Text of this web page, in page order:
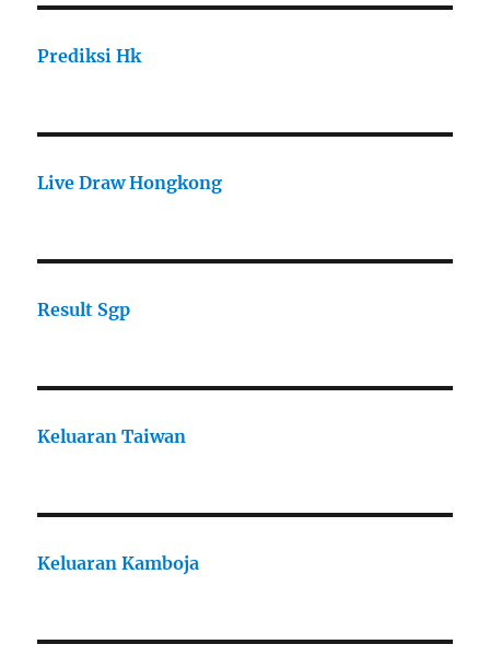
Prediksi Hk
Live Draw Hongkong
Result Sgp
Keluaran Taiwan
Keluaran Kamboja